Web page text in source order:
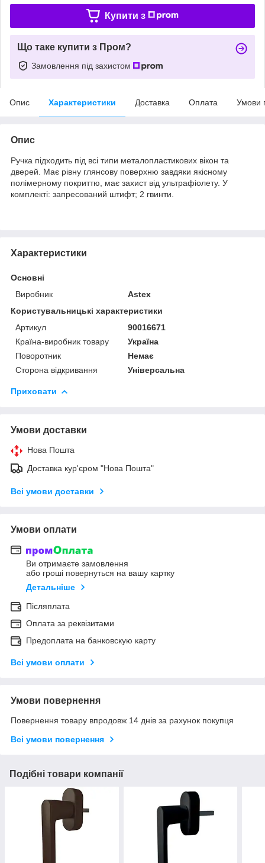
Купити з
Що таке купити з Пром?
Замовлення під захистом
Опис Характеристики Доставка Оплата Умови
Опис
Ручка підходить під всі типи металопластикових вікон та
дверей. Має рівну глянсову поверхню завдяки якісному
полімерному покриттю, має захист від ультрафіолету. У
комплекті: запресований штифт; 2 гвинти.
Характеристики
Основні
Виробник
Astex
Користувальницькі характеристики
Артикул
90016671
Країна-виробник товару
Україна
Поворотник
Немає
Сторона відкривання
Універсальна
Приховати
Умови доставки
Нова Пошта
Доставка кур'єром "Нова Пошта"
Всі умови доставки
Умови оплати
Ви отримаєте замовлення
або гроші повернуться на вашу картку
Детальніше
Післяплата
Оплата за реквізитами
Предоплата на банковскую карту
Всі умови оплати
Умови повернення
Повернення товару впродовж 14 днів за рахунок покупця
Всі умови повернення
Подібні товари компанії